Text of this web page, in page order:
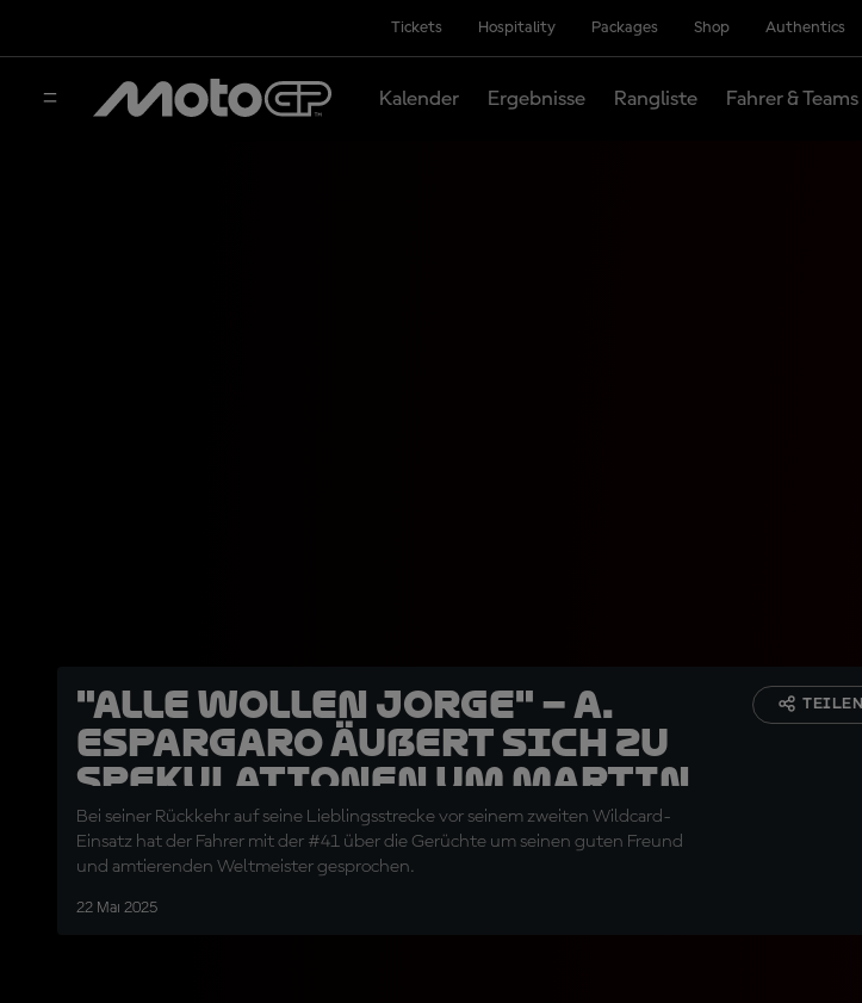
Tickets Hospitality Packages Shop Authentics
Kalender Ergebnisse Rangliste Fahrer & Teams
"Alle wollen Jorge" – A.
Espargaro äußert sich zu
Spekulationen um Martin
Bei seiner Rückkehr auf seine Lieblingsstrecke vor seinem zweiten Wildcard-
Einsatz hat der Fahrer mit der #41 über die Gerüchte um seinen guten Freund
und amtierenden Weltmeister gesprochen.
22 Mai 2025
TEILEN